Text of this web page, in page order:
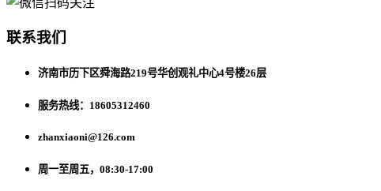
联系我们
济南市历下区舜海路219号华创观礼中心4号楼26层
服务热线：18605312460
zhanxiaoni@126.com
周一至周五，08:30-17:00